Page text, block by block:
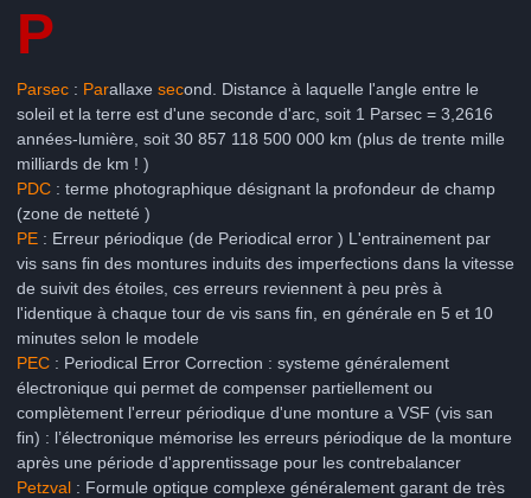
P
Parsec : Parallaxe second. Distance à laquelle l'angle entre le
soleil et la terre est d'une seconde d'arc, soit 1 Parsec = 3,2616
années-lumière, soit 30 857 118 500 000 km (plus de trente mille
milliards de km ! )
PDC : terme photographique désignant la profondeur de champ
(zone de netteté )
PE : Erreur périodique (de Periodical error ) L'entrainement par
vis sans fin des montures induits des imperfections dans la vitesse
de suivit des étoiles, ces erreurs reviennent à peu près à
l'identique à chaque tour de vis sans fin, en générale en 5 et 10
minutes selon le modele
PEC : Periodical Error Correction : systeme généralement
électronique qui permet de compenser partiellement ou
complètement l'erreur périodique d'une monture a VSF (vis san
fin) : l’électronique mémorise les erreurs périodique de la monture
après une période d'apprentissage pour les contrebalancer
Petzval : Formule optique complexe généralement garant de très